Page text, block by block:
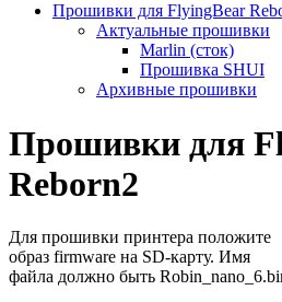
Прошивки для FlyingBear
Актуальные прошивки
Marlin (сток)
Прошивка SHUI
Архивные прошивки
Прошивки для
Reborn2
Для прошивки принтера положите
образ firmware на SD-карту. Имя
файла должно быть